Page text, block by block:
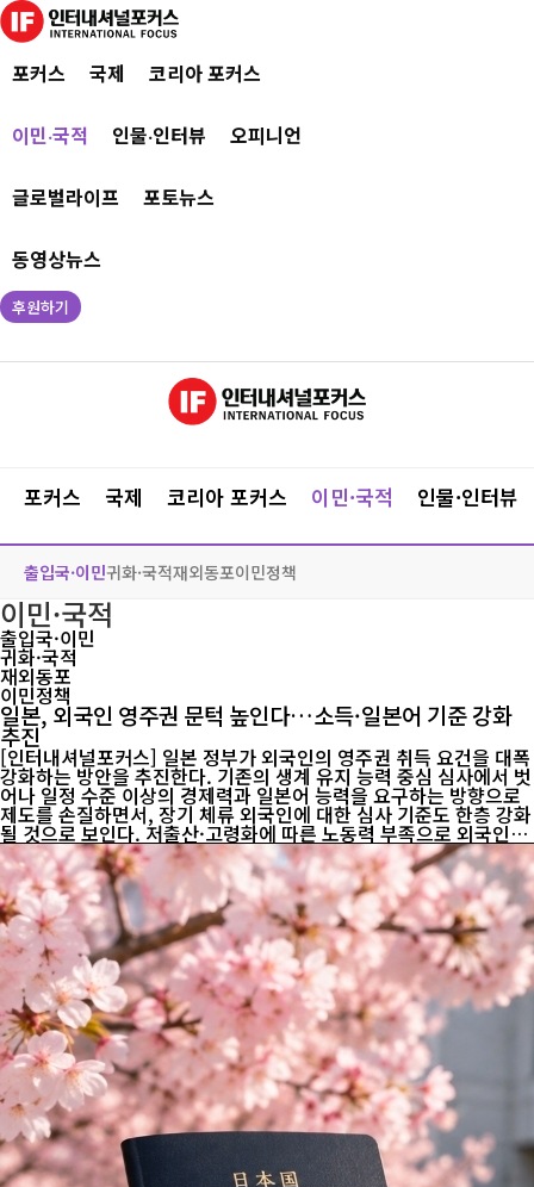
포커스 국제 코리아 포커스
이민·국적 인물·인터뷰 오피니언
글로벌라이프 포토뉴스
동영상뉴스
후원하기
포커스 국제 코리아 포커스 이민·국적 인물·인터뷰
출입국·이민귀화·국적재외동포이민정책
이민·국적
출입국·이민
귀화·국적
재외동포
이민정책
일본, 외국인 영주권 문턱 높인다…소득·일본어 기준 강화
추진
[인터내셔널포커스] 일본 정부가 외국인의 영주권 취득 요건을 대폭
강화하는 방안을 추진한다. 기존의 생계 유지 능력 중심 심사에서 벗
어나 일정 수준 이상의 경제력과 일본어 능력을 요구하는 방향으로
제도를 손질하면서, 장기 체류 외국인에 대한 심사 기준도 한층 강화
될 것으로 보인다. 저출산·고령화에 따른 노동력 부족으로 외국인
유입은 확대하면서도 영주권 심사는 더욱 엄격하게 관리하려는 정책
기조가 뚜렷해지고 있다는 분석이 나온다. 일본 출입국재류관리청
은 4일 외국인 영주허가 신청에 관한 새로운 가이드라인 개정안을
공개했다. 개정안은 영주권 신청자의 경제적 자립 능력과 사회 적응
능력을 보다 엄격하게 평가하는 데 초점을 맞췄다. 가장 큰 변화는
경제적 요건이다. 현행 기준은 '독립적으로 생계를 유지할 수 있는
능력'을 요구하지만, 개정안은 이를 '일본 일반 가구의 평균 수준에
미치지 않는 경제적 기반을 갖출 것'...